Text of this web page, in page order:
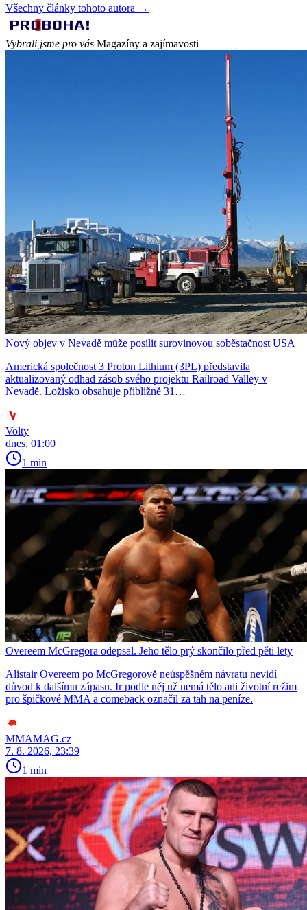
Všechny články tohoto autora →
Vybrali jsme pro vás Magazíny a zajímavosti
Nový objev v Nevadě může posílit surovinovou soběstačnost USA
Americká společnost 3 Proton Lithium (3PL) představila
aktualizovaný odhad zásob svého projektu Railroad Valley v
Nevadě. Ložisko obsahuje přibližně 31…
Volty
dnes, 01:00
1 min
Overeem McGregora odepsal. Jeho tělo prý skončilo před pěti lety
Alistair Overeem po McGregorově neúspěšném návratu nevidí
důvod k dalšímu zápasu. Ir podle něj už nemá tělo ani životní režim
pro špičkové MMA a comeback označil za tah na peníze.
MMAMAG.cz
7. 8. 2026, 23:39
1 min